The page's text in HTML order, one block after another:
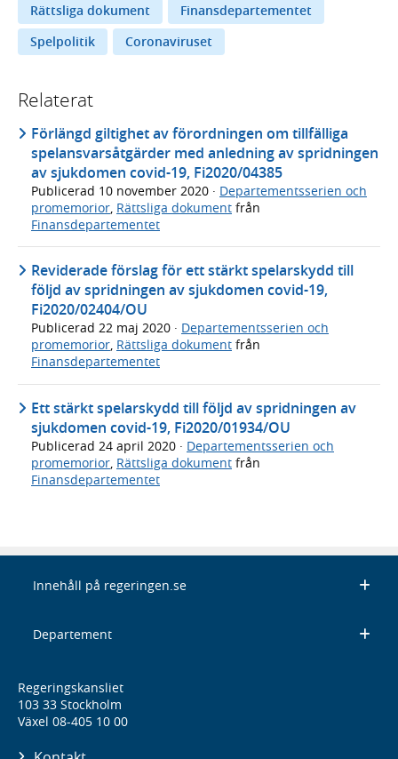
Rättsliga dokument
Finansdepartementet
Spelpolitik
Coronaviruset
Relaterat
Förlängd giltighet av förordningen om tillfälliga
spelansvarsåtgärder med anledning av spridningen
av sjukdomen covid-19, Fi2020/04385
Publicerad 10 november 2020 · Departementsserien och
promemorior Rättsliga dokument från
Finansdepartementet
Reviderade förslag för ett stärkt spelarskydd till
följd av spridningen av sjukdomen covid-19,
Fi2020/02404/OU
Publicerad 22 maj 2020 · Departementsserien och
promemorior, Rättsliga dokument från
Finansdepartementet
Ett stärkt spelarskydd till följd av spridningen av
sjukdomen covid-19, Fi2020/01934/OU
Publicerad 24 april 2020 · Departementsserien och
promemorior, Rättsliga dokument från
Finansdepartementet
Innehåll på regeringen.se
Departement
Regeringskansliet
103 33 Stockholm
Växel 08-405 10 00